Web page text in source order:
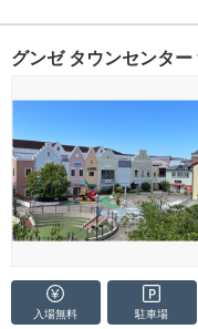
グンゼ タウンセンター
入場無料 駐車場